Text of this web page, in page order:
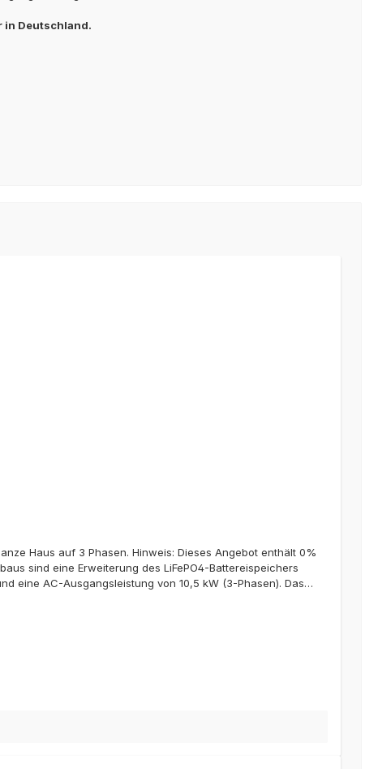
in Deutschland.
Haus auf 3 Phasen. Hinweis: Dieses Angebot enthält 0%
sind eine Erweiterung des LiFePO4-Battereispeichers
eine AC-Ausgangsleistung von 10,5 kW (3-Phasen). Das